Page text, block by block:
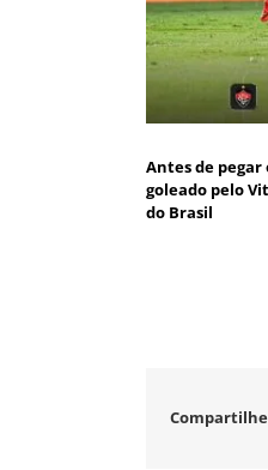
Antes de pegar
goleado pelo
do Brasil